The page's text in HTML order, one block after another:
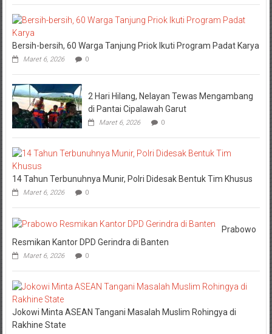
Bersih-bersih, 60 Warga Tanjung Priok Ikuti Program Padat Karya
Maret 6, 2026 0
2 Hari Hilang, Nelayan Tewas Mengambang
di Pantai Cipalawah Garut
Maret 6, 2026 0
14 Tahun Terbunuhnya Munir, Polri Didesak Bentuk Tim Khusus
Maret 6, 2026 0
Prabowo
Resmikan Kantor DPD Gerindra di Banten
Maret 6, 2026 0
Jokowi Minta ASEAN Tangani Masalah Muslim Rohingya di
Rakhine State